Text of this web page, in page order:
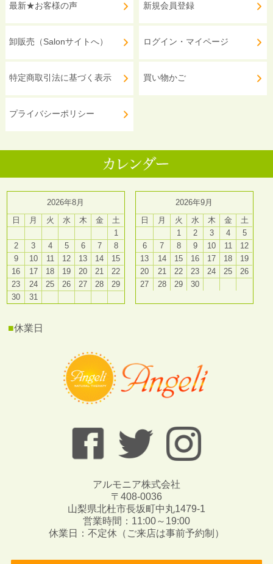
最新★お客様の声
卸販売（Salonサイトへ）
特定商取引法に基づく表示
プライバシーポリシー
新規会員登録
ログイン・マイページ
買い物かご
2026年8月
日
月 火 水 木 金
土
1
2
3 4 5 6 7
8
9
10 11 12 13 14
15
16
17 18 19 20 21
22
23
24 25 26 27 28
29
30
31
2026年9月
日
月 火 水 木 金
土
1
2 3 4
5
6
7 8 9 10 11
12
13
14 15 16 17 18
19
20
21 22 23 24 25
26
27
28 29 30
■休業日
アルモニア株式会社
〒408-0036
山梨県北杜市長坂町中丸1479-1
営業時間：11:00～19:00
休業日：不定休（ご来店は事前予約制）